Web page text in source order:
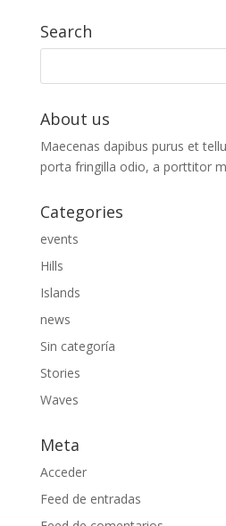
Search
About us
Maecenas dapibus purus et
porta fringilla odio, a porttitor
Categories
events
Hills
Islands
news
Sin categoría
Stories
Waves
Meta
Acceder
Feed de entradas